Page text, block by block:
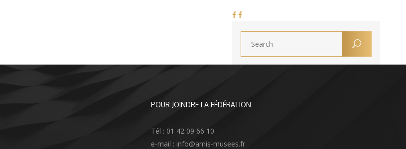
POUR JOINDRE LA FÉDÉRATION
Tél : 01 42 09 66 10
e-mail : info@amis-musees.fr